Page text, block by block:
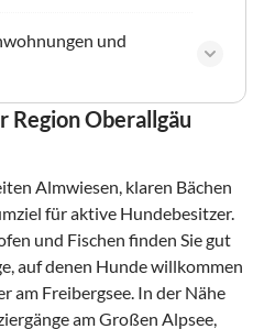
und
Region Oberallgäu
Almwiesen, klaren Bächen
für aktive Hundebesitzer.
und Fischen finden Sie gut
auf denen Hunde willkommen
am Freibergsee. In der Nähe
am Großen Alpsee,